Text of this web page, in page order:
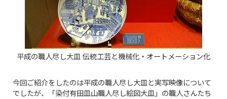
平成の職人尽し大皿 伝統工芸と機械化・オートメーション化
今回ご紹介をしたのは平成の職人尽し大皿と実写映像について
でしたが、「染付有田皿山職人尽し絵図大皿」の職人さんたち